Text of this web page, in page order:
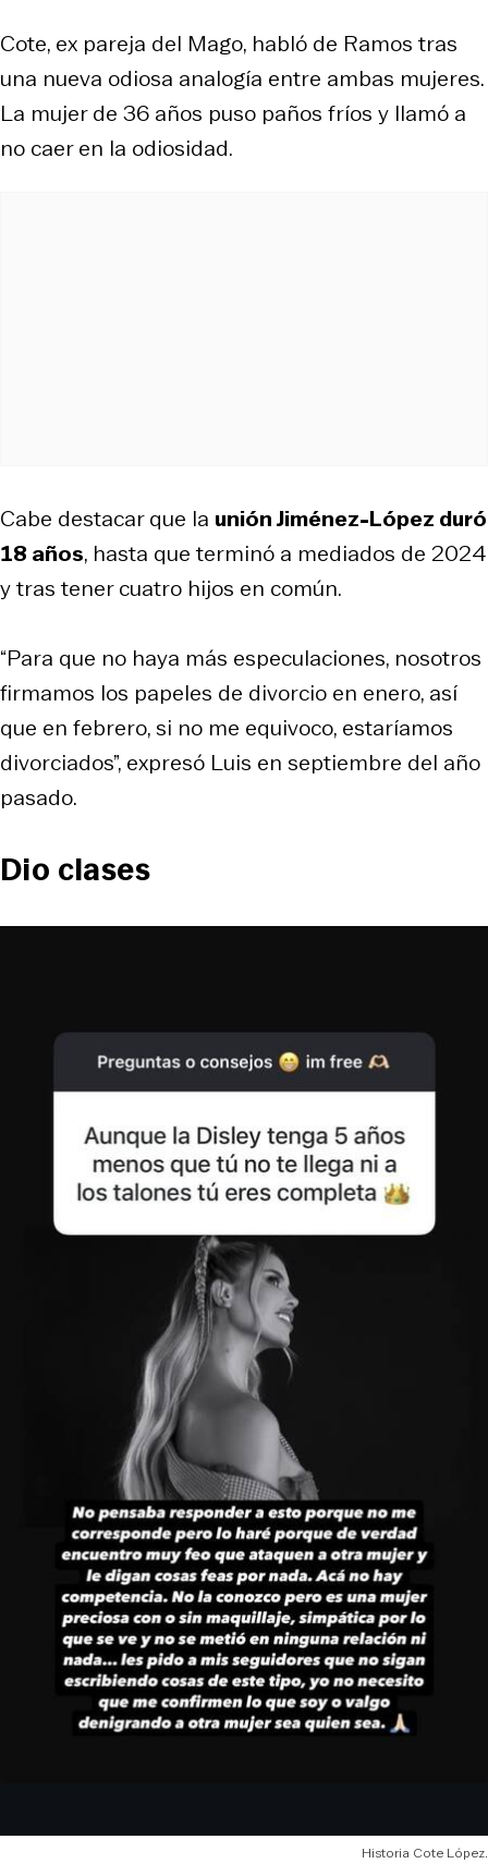
Cote, ex pareja del Mago, habló de Ramos tras
una nueva odiosa analogía entre ambas mujeres.
La mujer de 36 años puso paños fríos y llamó a
no caer en la odiosidad.
Cabe destacar que la unión Jiménez-López duró
18 años, hasta que terminó a mediados de 2024
y tras tener cuatro hijos en común.
“Para que no haya más especulaciones, nosotros
firmamos los papeles de divorcio en enero, así
que en febrero, si no me equivoco, estaríamos
divorciados”, expresó Luis en septiembre del año
pasado.
Dio clases
Historia Cote López.